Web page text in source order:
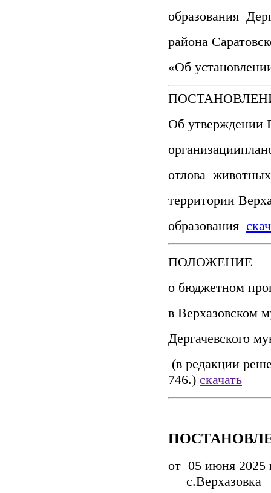
образования
района
«Об
Об утверждении
отлова
территории
образования
ПОЛОЖЕНИЕ
о бюджетном
в Верхазовском
Дергачевского
(в редакции
746.) скачать
от 05
с.Верхазовка